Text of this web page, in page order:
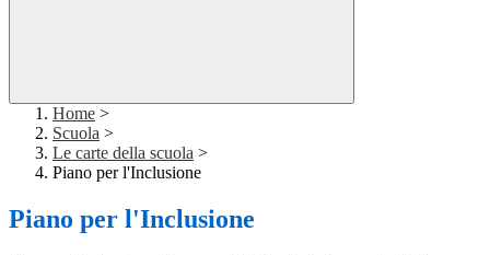
Home >
Scuola >
Le carte della scuola >
Piano per l'Inclusione
Piano per l'Inclusione